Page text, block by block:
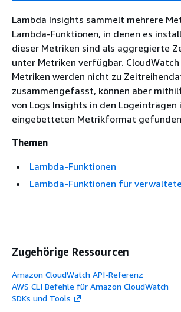
Lambda Insights sammelt mehrere
Lambda-Funktionen, in denen es
dieser Metriken sind als aggregierte
unter Metriken verfügbar. CloudWatch
Metriken werden nicht zu
zusammengefasst, können aber
von Logs Insights in den Logeinträgen
eingebetteten Metrikformat
Themen
Lambda-Funktionen
Lambda-Funktionen für
Zugehörige Ressourcen
Amazon CloudWatch API-Referenz
AWS CLI Befehle für Amazon CloudWatch
SDKs und Tools